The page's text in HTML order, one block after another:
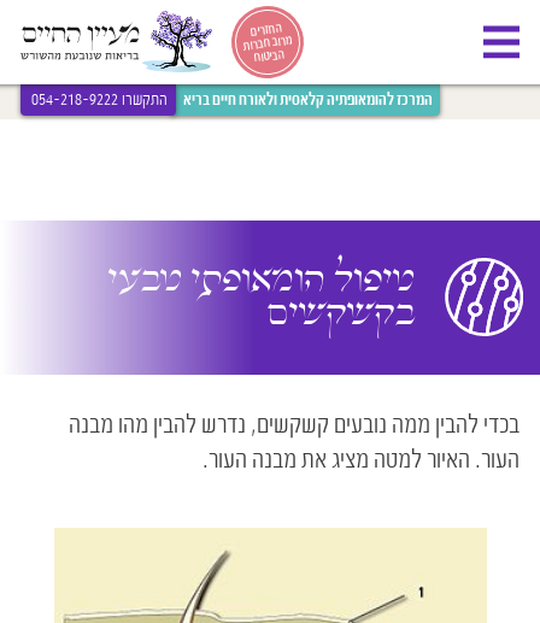
החזרים
מרוב חברות
הביטוח
המרכז להומאופתיה קלאסית ולאורח חיים בריא התקשרו 054-218-9222
טיפול הומאופתי טבעי
בקשקשים
בכדי להבין ממה נובעים קשקשים, נדרש להבין מהו מבנה
העור. האיור למטה מציג את מבנה העור.